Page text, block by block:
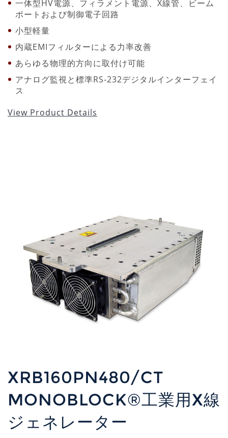
一体型HV電源、フィラメント電源、X線管、ビーム
ポートおよび制御電子回路
小型軽量
内蔵EMIフィルターによる力率改善
あらゆる物理的方向に取付け可能
アナログ監視と標準RS-232デジタルインターフェイ
ス
View Product Details
XRB160PN480/CT
MONOBLOCK®工業用X線
ジェネレーター